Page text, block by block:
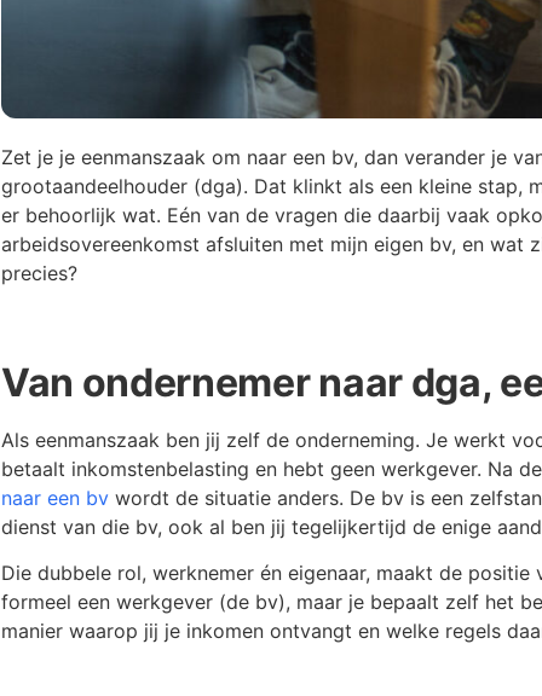
Zet je je eenmanszaak om naar een bv, dan verander je
grootaandeelhouder (dga). Dat klinkt als een kleine stap,
er behoorlijk wat. Eén van de vragen die daarbij vaak
arbeidsovereenkomst afsluiten met mijn eigen bv, en wat
precies?
Van ondernemer naar dga,
Als eenmanszaak ben jij zelf de onderneming. Je werkt
betaalt inkomstenbelasting en hebt geen werkgever. Na de
naar een bvwordt de situatie anders. De bv is een
dienst van die bv, ook al ben jij tegelijkertijd de enige
Die dubbele rol, werknemer én eigenaar, maakt de positie
formeel een werkgever (de bv), maar je bepaalt zelf het
manier waarop jij je inkomen ontvangt en welke regels